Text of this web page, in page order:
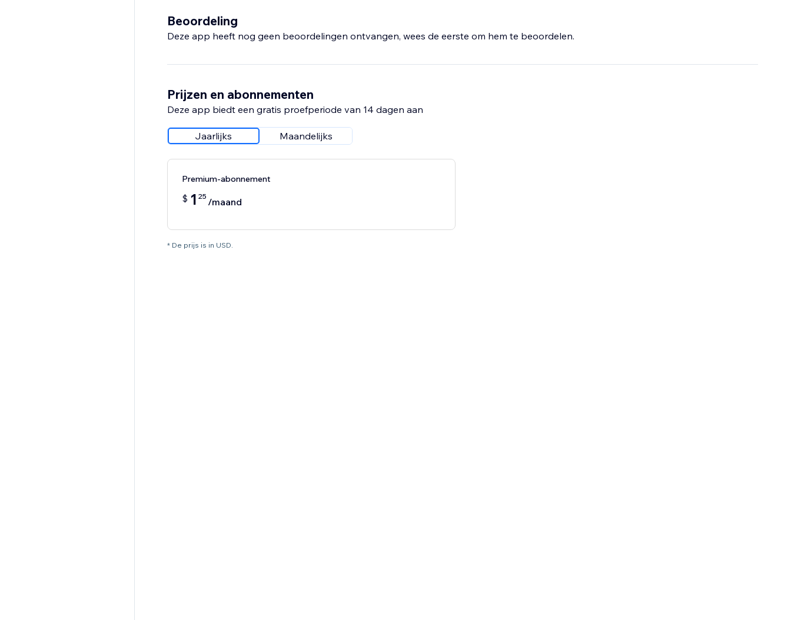
Beoordeling
Deze app heeft nog geen beoordelingen ontvangen, wees de eerste om hem te beoordelen.
Prijzen en abonnementen
Deze app biedt een gratis proefperiode van 14 dagen aan
Jaarlijks Maandelijks
Premium-abonnement
$ 1 25 /maand
* De prijs is in USD.